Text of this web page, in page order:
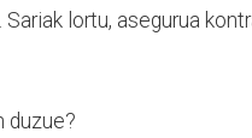
lortu, asegurua
duzue?